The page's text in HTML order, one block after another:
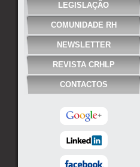
LEGISLAÇÃO
COMUNIDADE RH
NEWSLETTER
REVISTA CRHLP
CONTACTOS